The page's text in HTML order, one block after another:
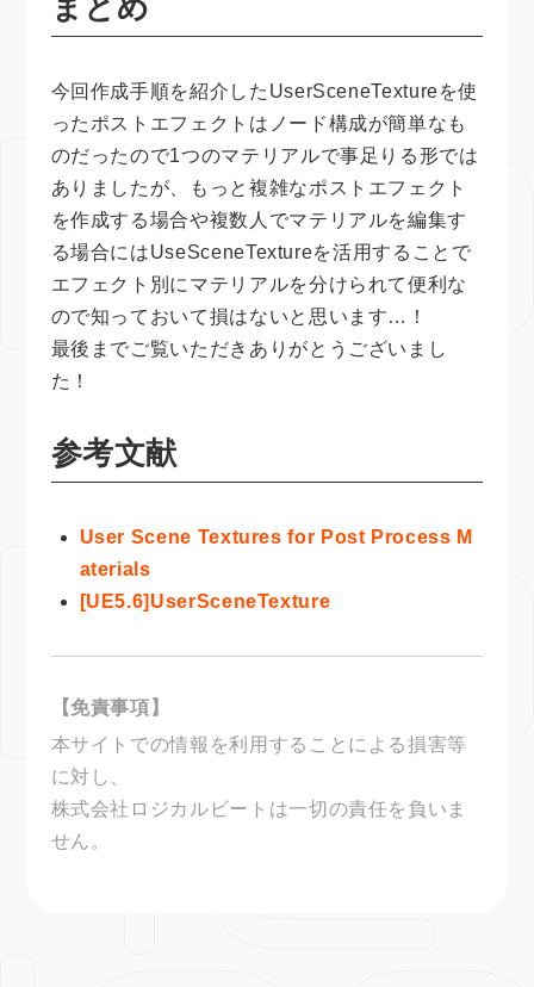
今回作成手順を紹介したUserSceneTextureを使
ったポストエフェクトはノード構成が簡単なも
のだったので1つのマテリアルで事足りる形では
ありましたが、もっと複雑なポストエフェクト
を作成する場合や複数人でマテリアルを編集す
る場合にはUseSceneTextureを活用することで
エフェクト別にマテリアルを分けられて便利な
ので知っておいて損はないと思います…！
最後までご覧いただきありがとうございまし
た！
参考文献
User Scene Textures for Post Process M
aterials
[UE5.6]UserSceneTexture
【免責事項】
本サイトでの情報を利用することによる損害等
に対し、
株式会社ロジカルビートは一切の責任を負いま
せん。